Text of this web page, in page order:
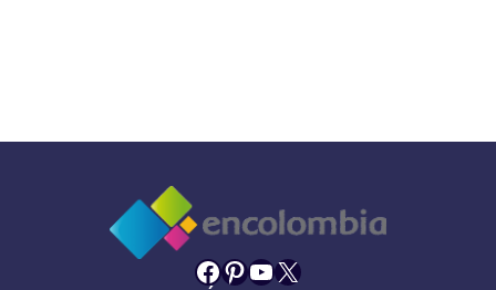
Facebook
Pinterest
YouTube
X